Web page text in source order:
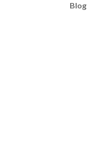
Blog